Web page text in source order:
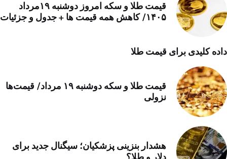
قیمت طلا و سکه امروز دوشنبه ۱۹مرداد
۱۴۰۵/ کاهش همه قیمت ها + جدول و جزئیات
داده کلیدی برای قیمت طلا
قیمت طلا و سکه دوشنبه ۱۹ مرداد/ قیمت‌ها
نزولی
هشدار بنزینی پزشکیان؛ سیگنال جدید برای